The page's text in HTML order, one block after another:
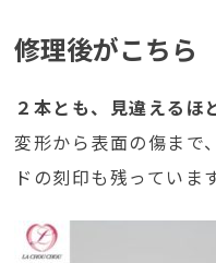
修理後がこちら
２本とも、見違えるほ
変形から表面の傷まで
ドの刻印も残っていま